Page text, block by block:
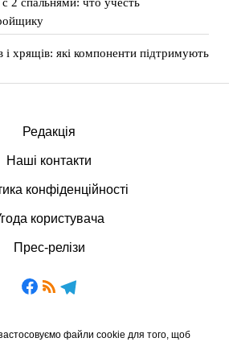
і хрящів: які компоненти підтримують
Редакція
Наші контакти
конфіденційності
користувача
Прес-релізи
файли cookie для того, щоб